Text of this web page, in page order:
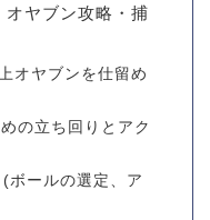
ヤブン攻略・捕
オヤブンを仕留め
の立ち回りとアク
ボールの選定、ア